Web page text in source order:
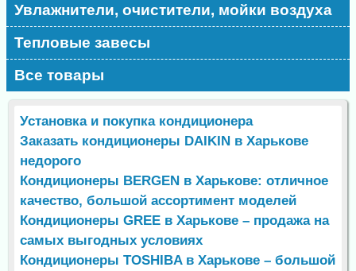
Увлажнители, очистители, мойки воздуха
Тепловые завесы
Все товары
Установка и покупка кондиционера
Заказать кондиционеры DAIKIN в Харькове
недорого
Кондиционеры BERGEN в Харькове: отличное
качество, большой ассортимент моделей
Кондиционеры GREE в Харькове – продажа на
самых выгодных условиях
Кондиционеры TOSHIBA в Харькове – большой